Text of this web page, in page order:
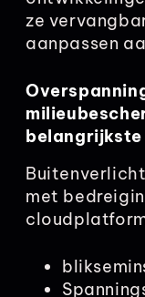
ze
aanpassen
met